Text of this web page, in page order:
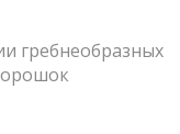
гребнеобразных